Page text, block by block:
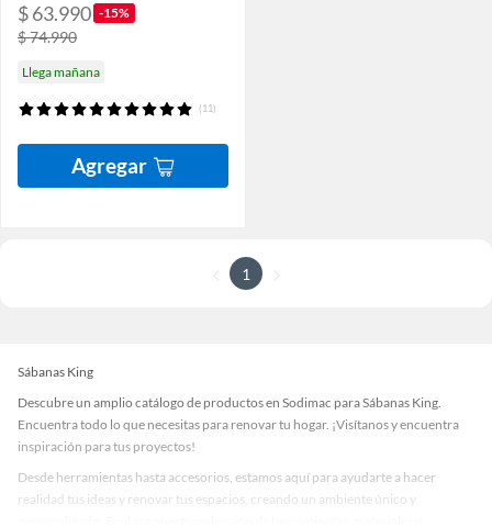
$ 63.990 -15%
$ 74.990
Llega mañana
(11)
Agregar
1
Sábanas King
Descubre un amplio catálogo de productos en Sodimac para Sábanas King.
Encuentra todo lo que necesitas para renovar tu hogar. ¡Visítanos y encuentra
inspiración para tus proyectos!
Desde herramientas hasta accesorios, estamos aquí para ayudarte a hacer
realidad tus ideas y renovar tus espacios, creando un ambiente único y